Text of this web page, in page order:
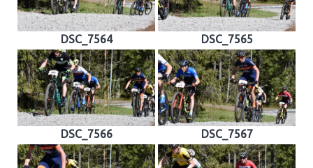
DSC_7564 DSC_7565
DSC_7566 DSC_7567